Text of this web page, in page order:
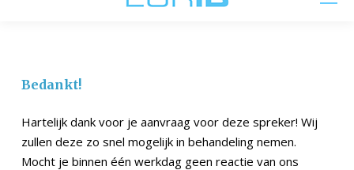
Bedankt!
Hartelijk dank voor je aanvraag voor deze spreker! Wij
zullen deze zo snel mogelijk in behandeling nemen.
Mocht je binnen één werkdag geen reactie van ons